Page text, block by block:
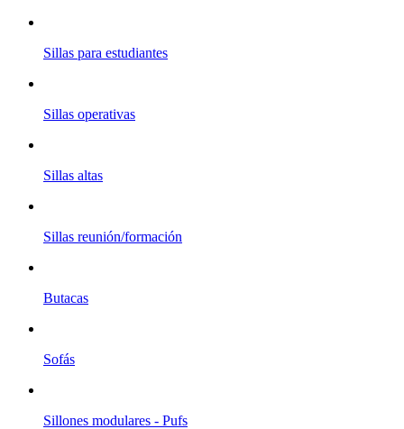
Sillas para estudiantes
Sillas operativas
Sillas altas
Sillas reunión/formación
Butacas
Sofás
Sillones modulares - Pufs